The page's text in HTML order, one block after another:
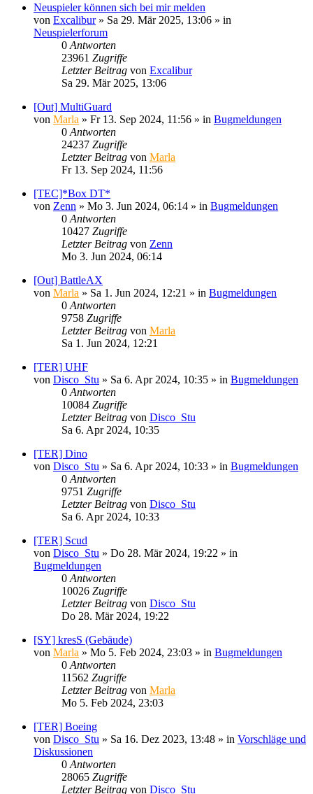
Neuspieler können sich bei mir melden
von Excalibur» Sa 29. Mär 2025, 13:06 » in
Neuspielerforum
0 Antworten
23961 Zugriffe
Letzter Beitrag von Excalibur
Sa 29. Mär 2025, 13:06
[Out] MultiGuard
von Marla » Fr 13. Sep 2024, 11:56 » in Bugmeldungen
0 Antworten
24237 Zugriffe
Letzter Beitrag von Marla
Fr 13. Sep 2024, 11:56
[TEC]*Box DT*
von Zenn » Mo 3. Jun 2024, 06:14 » in Bugmeldungen
0 Antworten
10427 Zugriffe
Letzter Beitrag von Zenn
Mo 3. Jun 2024, 06:14
[Out] BattleAX
von Marla » Sa 1. Jun 2024, 12:21 » in Bugmeldungen
0 Antworten
9758 Zugriffe
Letzter Beitrag von Marla
Sa 1. Jun 2024, 12:21
[TER] UHF
von Disco_Stu » Sa 6. Apr 2024, 10:35 » in Bugmeldungen
0 Antworten
10084 Zugriffe
Letzter Beitrag von Disco_Stu
Sa 6. Apr 2024, 10:35
[TER] Dino
von Disco_Stu » Sa 6. Apr 2024, 10:33 » in Bugmeldungen
0 Antworten
9751 Zugriffe
Letzter Beitrag von Disco_Stu
Sa 6. Apr 2024, 10:33
[TER] Scud
von Disco_Stu » Do 28. Mär 2024, 19:22 » in
Bugmeldungen
0 Antworten
10026 Zugriffe
Letzter Beitrag von Disco_Stu
Do 28. Mär 2024, 19:22
[SY] kresS (Gebäude)
von Marla » Mo 5. Feb 2024, 23:03 » in Bugmeldungen
0 Antworten
11562 Zugriffe
Letzter Beitrag von Marla
Mo 5. Feb 2024, 23:03
[TER] Boeing
von Disco_Stu » Sa 16. Dez 2023, 13:48 » in Vorschläge und
Diskussionen
0 Antworten
28065 Zugriffe
Letzter Beitrag von Disco_Stu